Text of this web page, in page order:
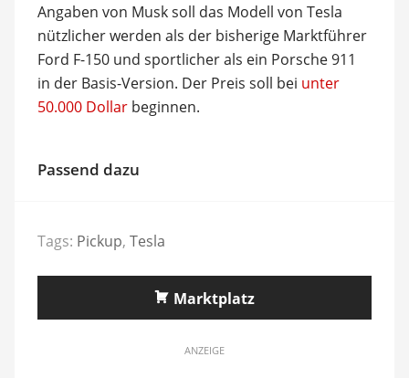
Angaben von Musk soll das Modell von Tesla
nützlicher werden als der bisherige Marktführer
Ford F-150 und sportlicher als ein Porsche 911
in der Basis-Version. Der Preis soll bei unter
50.000 Dollarbeginnen.
Passend dazu
Tags: Pickup, Tesla
Marktplatz
ANZEIGE